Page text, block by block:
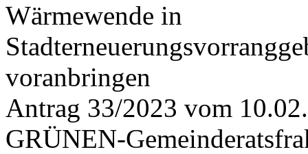
Wärmewende in
voranbringen
Antrag 33/2023 vom
GRÜNEN-